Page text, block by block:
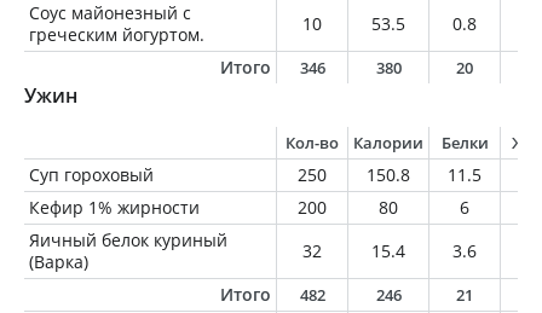
Соус майонезный с
греческим йогуртом.
10 53.5 0.8
Итого
346 380 20
Ужин
Кол-во Калории Белки
Суп гороховый 250 150.8 11.5
Кефир 1% жирности
200 80 6
Яичный белок куриный
(Варка)
32 15.4 3.6
Итого
482 246 21